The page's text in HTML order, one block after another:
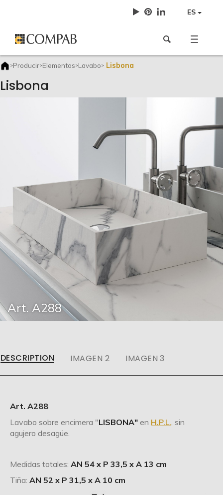
ES
>Producir>Elementos>Lavabo> Lisbona
Lisbona
Art. A288
DESCRIPTION IMAGEN 2 IMAGEN 3
Art. A288
Lavabo sobre encimera "LISBONA" en H.P.L. , sin
agujero desagüe.
Medidas totales: AN 54 x P 33,5 x A 13 cm
Tiña: AN 52 x P 31,5 x A 10 cm